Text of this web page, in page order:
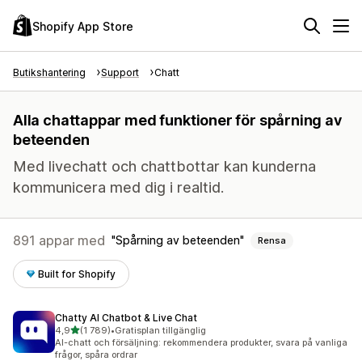
Shopify App Store
Butikshantering Support Chatt
Alla chattappar med funktioner för spårning av
beteenden
Med livechatt och chattbottar kan kunderna
kommunicera med dig i realtid.
891 appar med Spårning av beteenden Rensa
Built for Shopify
Chatty AI Chatbot & Live Chat
4,9av 5 stjärnor
(1 789)
1789 recensioner totalt
•Gratisplan tillgänglig
AI-chatt och försäljning: rekommendera produkter, svara på vanliga
frågor, spåra ordrar